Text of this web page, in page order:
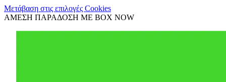
Μετάβαση στις επιλογές Cookies
ΑΜΕΣΗ ΠΑΡΑΔΟΣΗ ΜΕ BOX NOW